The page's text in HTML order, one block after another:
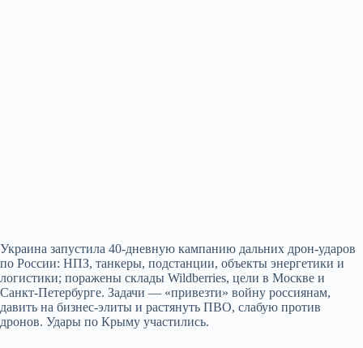
Украина запустила 40‑дневную кампанию дальних дрон‑ударов
по России: НПЗ, танкеры, подстанции, объекты энергетики и
логистики; поражены склады Wildberries, цели в Москве и
Санкт‑Петербурге. Задачи — «привезти» войну россиянам,
давить на бизнес‑элиты и растянуть ПВО, слабую против
дронов. Удары по Крыму участились.